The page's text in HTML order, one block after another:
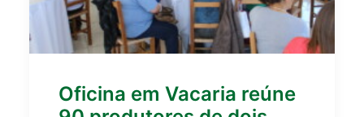
Oficina em Vacaria reúne